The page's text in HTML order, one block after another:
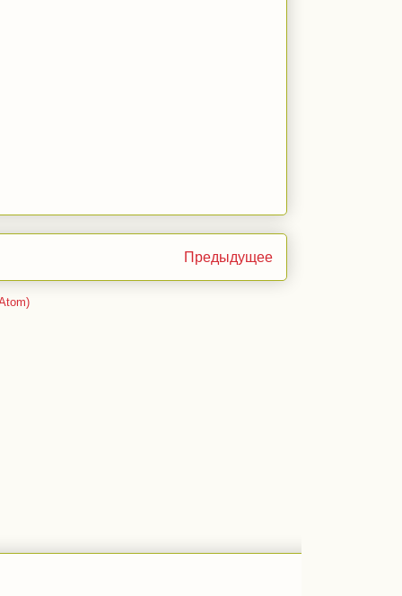
Предыдущее